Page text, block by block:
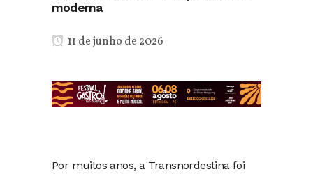
moderna
11 de junho de 2026
Por muitos anos, a Transnordestina foi